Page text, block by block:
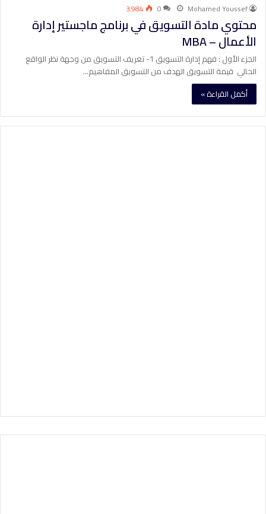
Mohamed Youssef
0 3٬984
محتوي مادة التسويق في برنامج ماجستير إدارة
الأعمال – MBA
الجزء الأول : فهم إدارة التسويق 1- تعريف التسويق من وجهة نظر الواقع
الحالي قيمة التسويق الهدف من التسويق المفاهيم…
أكمل القراءة »